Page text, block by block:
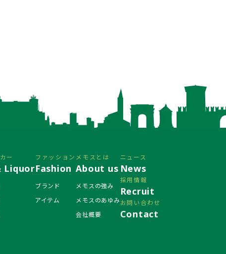
ー
Liquor
ファッション
Fashion
ブランド
アイテム
メモスとは
About us
メモスの強み
メモスのあゆみ
会社概要
ニュース
News
採用情報
Recruit
お問い合わせ
Contact